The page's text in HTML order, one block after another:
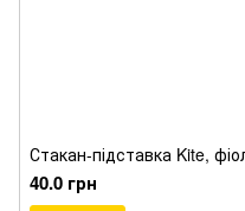
Стакан-підставка Kite,
40.0 грн